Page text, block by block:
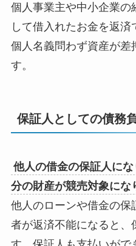
個人事業主や中小企業の
して借入れたお金を返済
個人名義問わず資産が差
す。
保証人としての債務
他人の借金の保証人に
分の財産が競売対象にな
他人のローンや借金の保
者が返済不能になると、